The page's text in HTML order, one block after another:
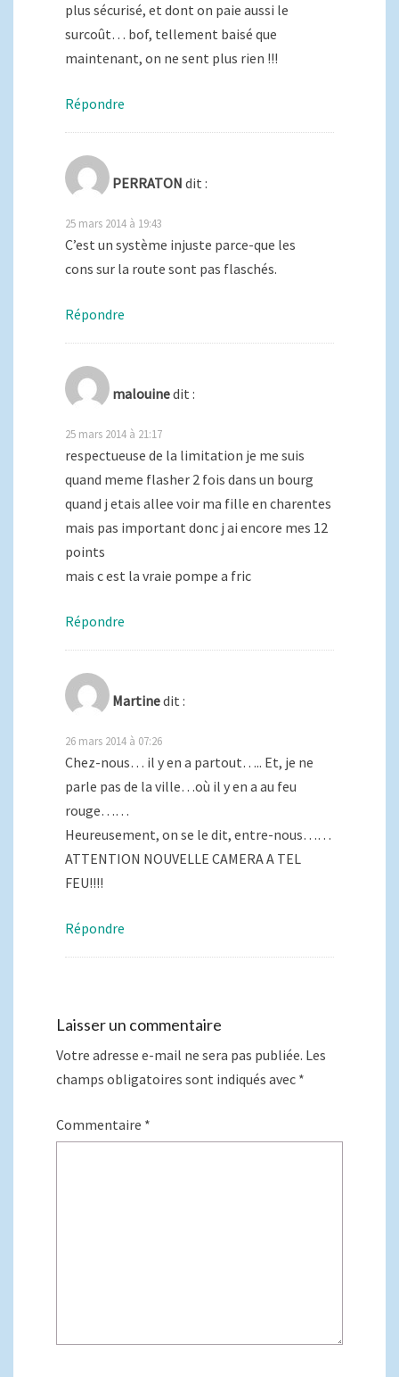
plus sécurisé, et dont on paie aussi le
surcoût… bof, tellement baisé que
maintenant, on ne sent plus rien !!!
Répondre
PERRATON dit :
25 mars 2014 à 19:43
C’est un système injuste parce-que les
cons sur la route sont pas flaschés.
Répondre
malouinedit :
25 mars 2014 à 21:17
respectueuse de la limitation je me suis
quand meme flasher 2 fois dans un bourg
quand j etais allee voir ma fille en charentes
mais pas important donc j ai encore mes 12
points
mais c est la vraie pompe a fric
Répondre
Martinedit :
26 mars 2014 à 07:26
Chez-nous… il y en a partout….. Et, je ne
parle pas de la ville…où il y en a au feu
rouge……
Heureusement, on se le dit, entre-nous……
ATTENTION NOUVELLE CAMERA A TEL
FEU!!!!
Répondre
Laisser un commentaire
Votre adresse e-mail ne sera pas publiée. Les
champs obligatoires sont indiqués avec *
Commentaire *